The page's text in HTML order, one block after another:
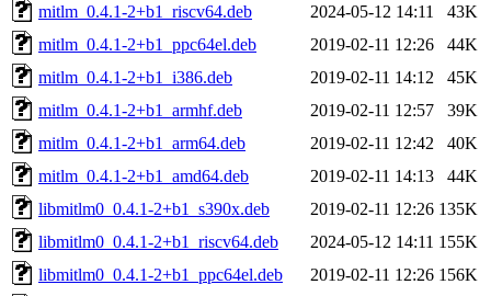
mitlm_0.4.1-2+b1_riscv64.deb
2024-05-12 14:11
43K
mitlm_0.4.1-2+b1_ppc64el.deb
2019-02-11 12:26
44K
mitlm_0.4.1-2+b1_i386.deb
2019-02-11 14:12
45K
mitlm_0.4.1-2+b1_armhf.deb
2019-02-11 12:57
39K
mitlm_0.4.1-2+b1_arm64.deb
2019-02-11 12:42
40K
mitlm_0.4.1-2+b1_amd64.deb
2019-02-11 14:13
44K
libmitlm0_0.4.1-2+b1_s390x.deb
2019-02-11 12:26 135K
libmitlm0_0.4.1-2+b1_riscv64.deb
2024-05-12 14:11 155K
libmitlm0_0.4.1-2+b1_ppc64el.deb
2019-02-11 12:26 156K